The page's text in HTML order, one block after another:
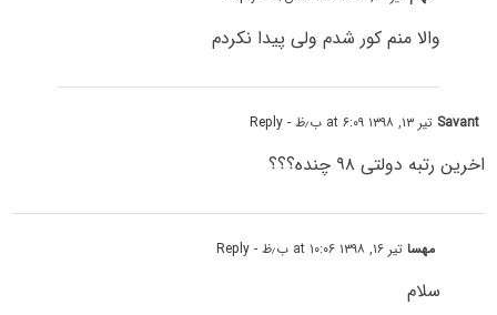
والا منم کور شدم ولی پیدا نکردم
Savant تیر ۱۳, ۱۳۹۸ at ۶:۰۹ ب٫ظ - Reply
اخرین رتبه دولتی ۹۸ چنده؟؟؟
مهساتیر ۱۶, ۱۳۹۸ at ۱۰:۰۶ ب٫ظ - Reply
سلام